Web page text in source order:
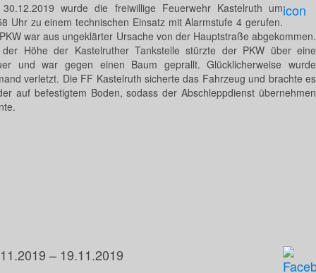
wurde die freiwillige Feuerwehr Kastelruth um
Uhr zu einem technischen Einsatz mit Alarmstufe 4 gerufen.
war aus ungeklärter Ursache von der Hauptstraße abgekommen.
Höhe der Kastelruther Tankstelle stürzte der PKW über eine
und war gegen einen Baum geprallt. Glücklicherweise wurde
verletzt. Die FF Kastelruth sicherte das Fahrzeug und brachte es
auf befestigtem Boden, sodass der Abschleppdienst übernehmen
– 19.11.2019